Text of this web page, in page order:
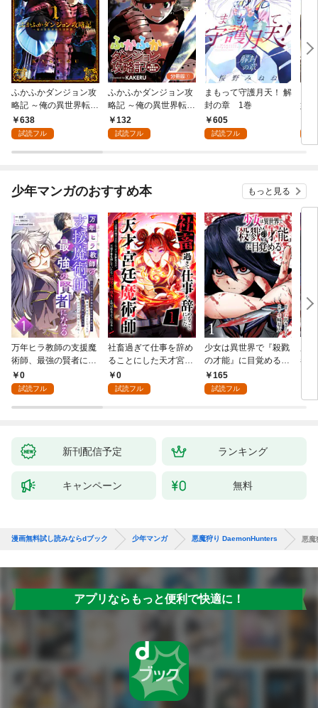
ふかふかダンジョン攻
略記 ～俺の異世界転生
冒険譚～ 1巻
638
試読フル
ふかふかダンジョン攻
略記 ～俺の異世界転生
冒険譚～【分冊版】 1
巻
132
試読フル
まもって守護月天！ 解
封の章 1巻
605
試読フル
嬢
隊
版
少年マンガのおすすめ本 もっと見る
万年ヒラ教師の支援魔
術師、最強の賢者にな
る～不人気の支援魔術
師は給料泥棒だと魔術
が、出世した元教え子
0
試読フル
社畜過ぎて仕事を辞め
ることにした天才宮廷
魔術師～辺境の地でス
ローライフを夢見る
0
試読フル
少女は異世界で『殺戮
の才能』に目覚める
(話売り) #1
165
試読フル
者
新刊配信予定 ランキング
キャンペーン 無料
漫画無料試し読みならdブック 少年マンガ 悪魔狩り DaemonHunters 悪
アプリならもっと便利で快適に！